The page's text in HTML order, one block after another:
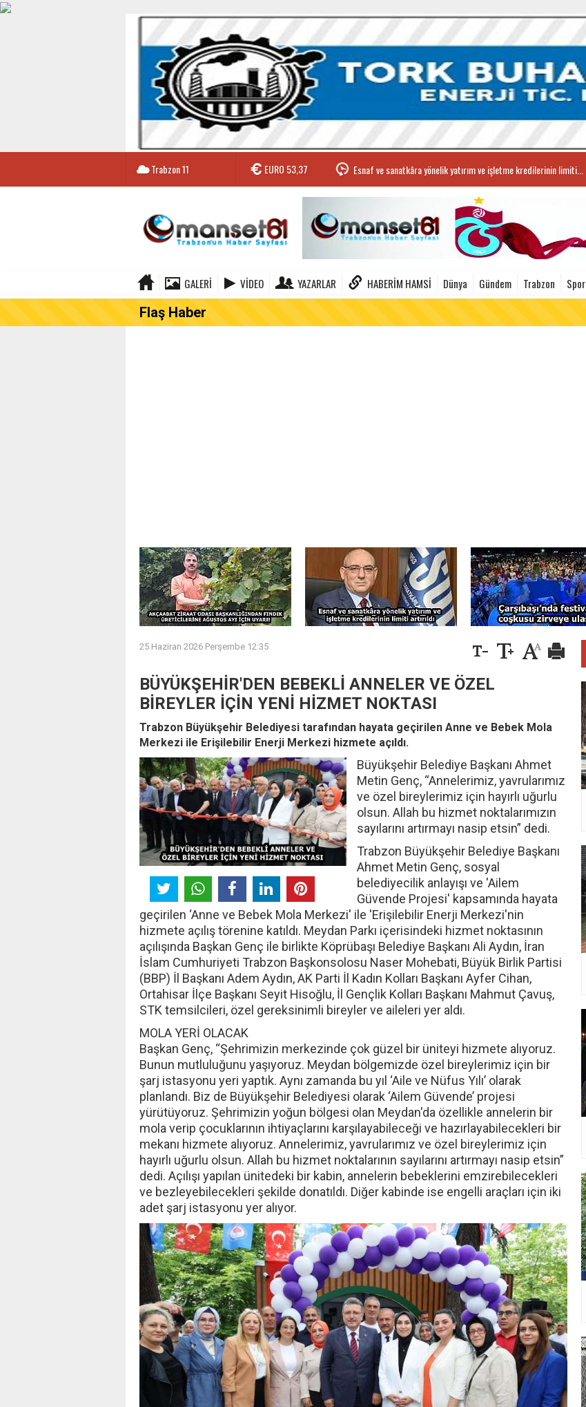
Trabzon11 EURO53,37 Esnaf ve sanatkâra yönelik yatırım ve işletme kredilerinin limiti...
GALERI VIDEO YAZARLAR HABERIM HAMSI Dünya Gündem Trabzon Spor
Flaş Haber
25 Haziran 2026 Perşembe 12:35
BÜYÜKŞEHİR'DEN BEBEKLİ ANNELER VE ÖZEL
BİREYLER İÇİN YENİ HİZMET NOKTASI
Trabzon Büyükşehir Belediyesi tarafından hayata geçirilen Anne ve Bebek Mola
Merkezi ile Erişilebilir Enerji Merkezi hizmete açıldı.
Büyükşehir Belediye Başkanı Ahmet
Metin Genç, “Annelerimiz, yavrularımız
ve özel bireylerimiz için hayırlı uğurlu
olsun. Allah bu hizmet noktalarımızın
sayılarını artırmayı nasip etsin” dedi.
Trabzon Büyükşehir Belediye Başkanı
Ahmet Metin Genç, sosyal
belediyecilik anlayışı ve 'Ailem
Güvende Projesi' kapsamında hayata
geçirilen ‘Anne ve Bebek Mola Merkezi' ile 'Erişilebilir Enerji Merkezi'nin
hizmete açılış törenine katıldı. Meydan Parkı içerisindeki hizmet noktasının
açılışında Başkan Genç ile birlikte Köprübaşı Belediye Başkanı Ali Aydın, İran
İslam Cumhuriyeti Trabzon Başkonsolosu Naser Mohebati, Büyük Birlik Partisi
(BBP) İl Başkanı Adem Aydın, AK Parti İl Kadın Kolları Başkanı Ayfer Cihan,
Ortahisar İlçe Başkanı Seyit Hisoğlu, İl Gençlik Kolları Başkanı Mahmut Çavuş,
STK temsilcileri, özel gereksinimli bireyler ve aileleri yer aldı.
MOLA YERİ OLACAK
Başkan Genç, “Şehrimizin merkezinde çok güzel bir üniteyi hizmete alıyoruz.
Bunun mutluluğunu yaşıyoruz. Meydan bölgemizde özel bireylerimiz için bir
şarj istasyonu yeri yaptık. Aynı zamanda bu yıl ‘Aile ve Nüfus Yılı’ olarak
planlandı. Biz de Büyükşehir Belediyesi olarak ‘Ailem Güvende’ projesi
yürütüyoruz. Şehrimizin yoğun bölgesi olan Meydan'da özellikle annelerin bir
mola verip çocuklarının ihtiyaçlarını karşılayabileceği ve hazırlayabilecekleri bir
mekanı hizmete alıyoruz. Annelerimiz, yavrularımız ve özel bireylerimiz için
hayırlı uğurlu olsun. Allah bu hizmet noktalarının sayılarını artırmayı nasip etsin”
dedi. Açılışı yapılan ünitedeki bir kabin, annelerin bebeklerini emzirebilecekleri
ve bezleyebilecekleri şekilde donatıldı. Diğer kabinde ise engelli araçları için iki
adet şarj istasyonu yer alıyor.